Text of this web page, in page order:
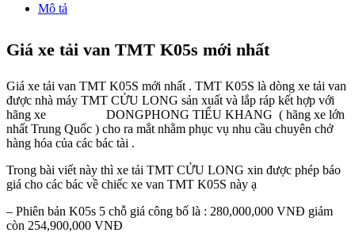
Mô tả
Giá xe tải van TMT K05s mới nhất
Giá xe tải van TMT K05S mới nhất . TMT K05S là dòng xe tải van
được nhà máy TMT CỬU LONG sản xuất và lắp ráp kết hợp với
hãng xe DONGPHONG TIỂU KHANG ( hãng xe lớn
nhất Trung Quốc ) cho ra mắt nhằm phục vụ nhu cầu chuyên chở
hàng hóa của các bác tài .
Trong bài viết này thì xe tải TMT CỬU LONG xin được phép báo
giá cho các bác về chiếc xe van TMT K05S này ạ
– Phiên bản K05s 5 chỗ giá công bố là : 280,000,000 VNĐ giảm
còn 254,900,000 VNĐ